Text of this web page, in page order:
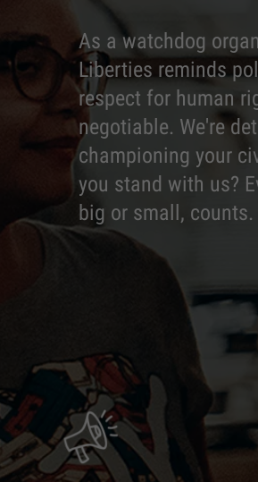
As a watchdog
Liberties reminds
respect for human
negotiable. We're
championing your
you stand with us?
big or small, counts.